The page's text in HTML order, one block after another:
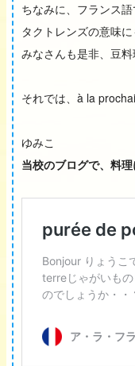
ちなみに、フランス
タクトレンズの意味に
みなさんも是非、豆
それでは、à la
ゆみこ
当校のブログで、料